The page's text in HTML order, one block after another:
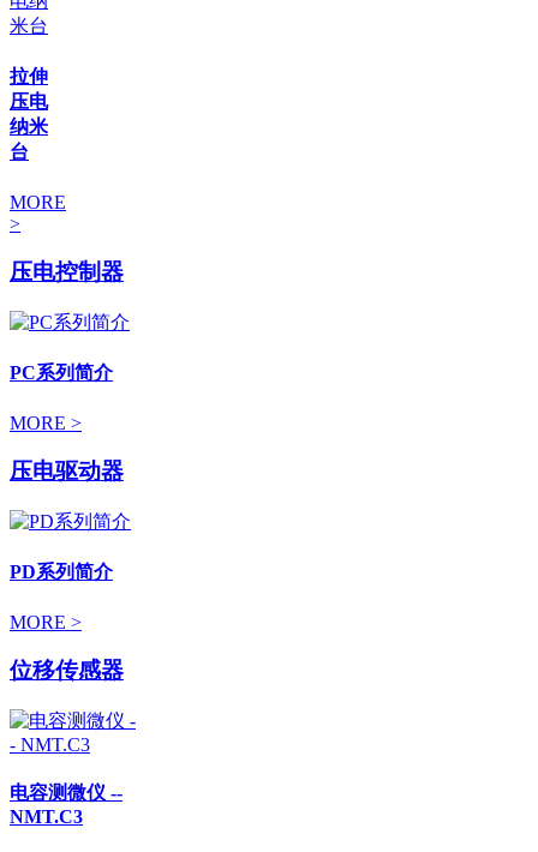
拉伸
压电
纳米
台
MORE
>
压电控制器
PC系列简介
MORE >
压电驱动器
PD系列简介
MORE >
位移传感器
电容测微仪 --
NMT.C3